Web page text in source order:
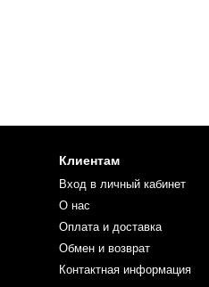
Клиентам
Вход в личный кабинет
О нас
Оплата и доставка
Обмен и возврат
Контактная информация